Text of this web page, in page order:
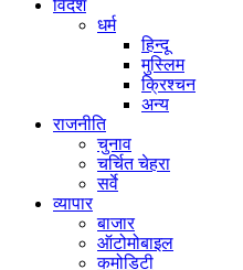
विदेश
धर्म
हिन्दू
मुस्लिम
क्रिश्चन
अन्य
राजनीति
चुनाव
चर्चित चेहरा
सर्वे
व्यापार
बाजार
ऑटोमोबाइल
कमोडिटी